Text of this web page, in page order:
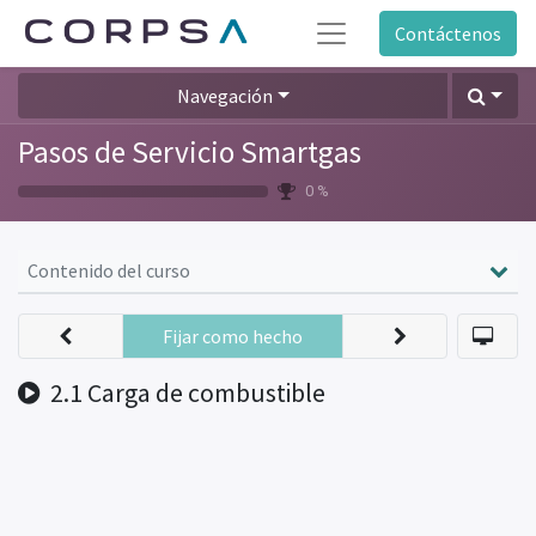
Contáctenos
Navegación
Pasos de Servicio Smartgas
0 %
Contenido del curso
2.1 Carga de combustible
Fijar como hecho